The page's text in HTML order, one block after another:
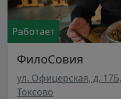
Работает
ФилоСовия
ул. Офицерская, д.
Токсово